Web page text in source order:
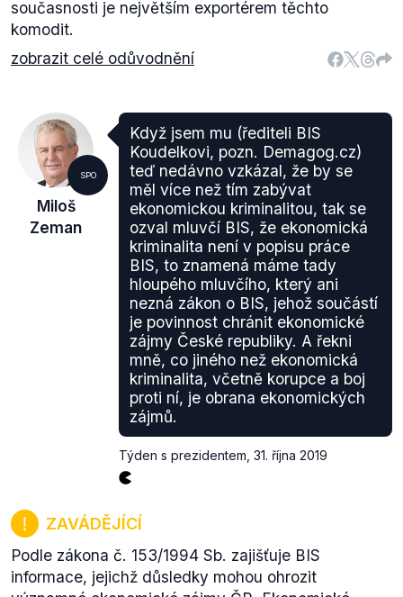
současnosti je největším exportérem těchto
komodit.
zobrazit celé odůvodnění
SPO
Miloš
Zeman
Když jsem mu (řediteli BIS
Koudelkovi, pozn. Demagog.cz)
teď nedávno vzkázal, že by se
měl více než tím zabývat
ekonomickou kriminalitou, tak se
ozval mluvčí BIS, že ekonomická
kriminalita není v popisu práce
BIS, to znamená máme tady
hloupého mluvčího, který ani
nezná zákon o BIS, jehož součástí
je povinnost chránit ekonomické
zájmy České republiky. A řekni
mně, co jiného než ekonomická
kriminalita, včetně korupce a boj
proti ní, je obrana ekonomických
zájmů.
Týden s prezidentem 31. října 2019
ZAVÁDĚJÍCÍ
Podle zákona č. 153/1994 Sb. zajišťuje BIS
informace, jejichž důsledky mohou ohrozit